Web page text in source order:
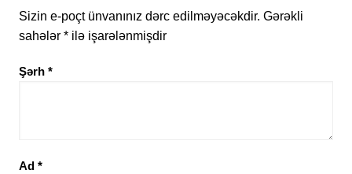
Sizin e-poçt ünvanınız dərc edilməyəcəkdir. Gərəkli
sahələr *ilə işarələnmişdir
Şərh *
Ad *